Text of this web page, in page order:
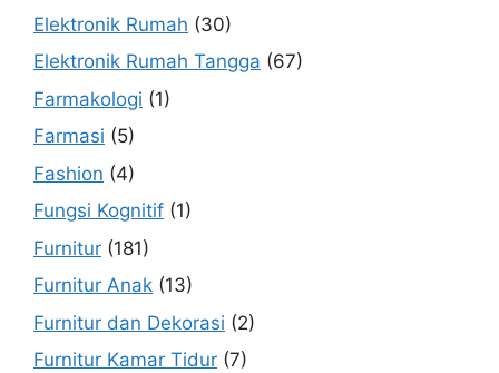
Elektronik Rumah (30)
Elektronik Rumah Tangga (67)
Farmakologi (1)
Farmasi (5)
Fashion (4)
Fungsi Kognitif (1)
Furnitur (181)
Furnitur Anak (13)
Furnitur dan Dekorasi (2)
Furnitur Kamar Tidur (7)